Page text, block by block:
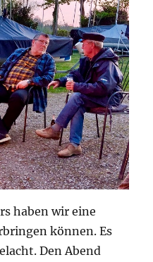
haben wir eine
können. Es
Den Abend